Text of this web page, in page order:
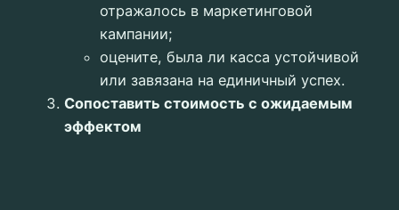
отражалось в маркетинговой
кампании;
оцените, была ли касса устойчивой
или завязана на единичный успех.
Сопоставить стоимость с ожидаемым
эффектом